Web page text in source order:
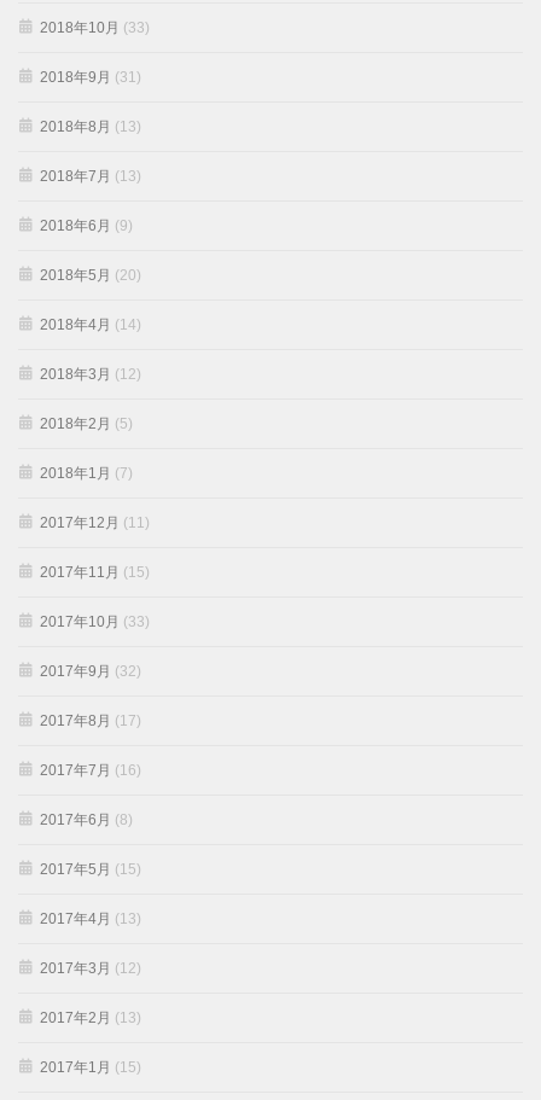
2018年10月 (33)
2018年9月 (31)
2018年8月 (13)
2018年7月 (13)
2018年6月 (9)
2018年5月 (20)
2018年4月 (14)
2018年3月 (12)
2018年2月 (5)
2018年1月 (7)
2017年12月 (11)
2017年11月 (15)
2017年10月 (33)
2017年9月 (32)
2017年8月 (17)
2017年7月 (16)
2017年6月 (8)
2017年5月 (15)
2017年4月 (13)
2017年3月 (12)
2017年2月 (13)
2017年1月 (15)